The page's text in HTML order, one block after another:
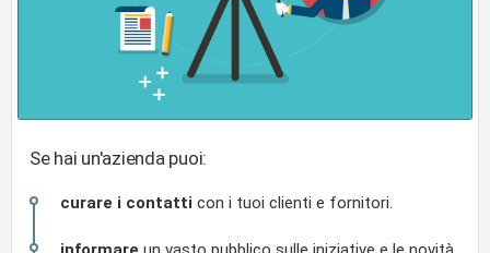
Se hai un'azienda puoi:
curare i contatti con i tuoi clienti e fornitori.